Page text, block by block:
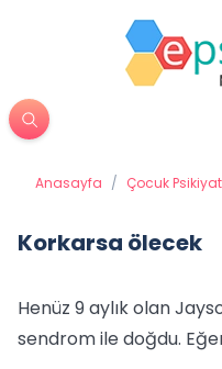
Anasayfa / Çocuk
Korkarsa ölecek
Henüz 9 aylık olan
sendrom ile doğdu.